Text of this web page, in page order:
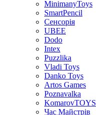
MinimanyToys
SmartPencil
Сенсорія
UBEE
Dodo
Intex
Puzzlika
Vladi Toys
Danko Toys
Artos Games
Poznavalka
KomarovTOYS
Час Майстрів